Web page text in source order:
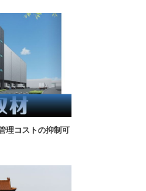
理コストの抑制可